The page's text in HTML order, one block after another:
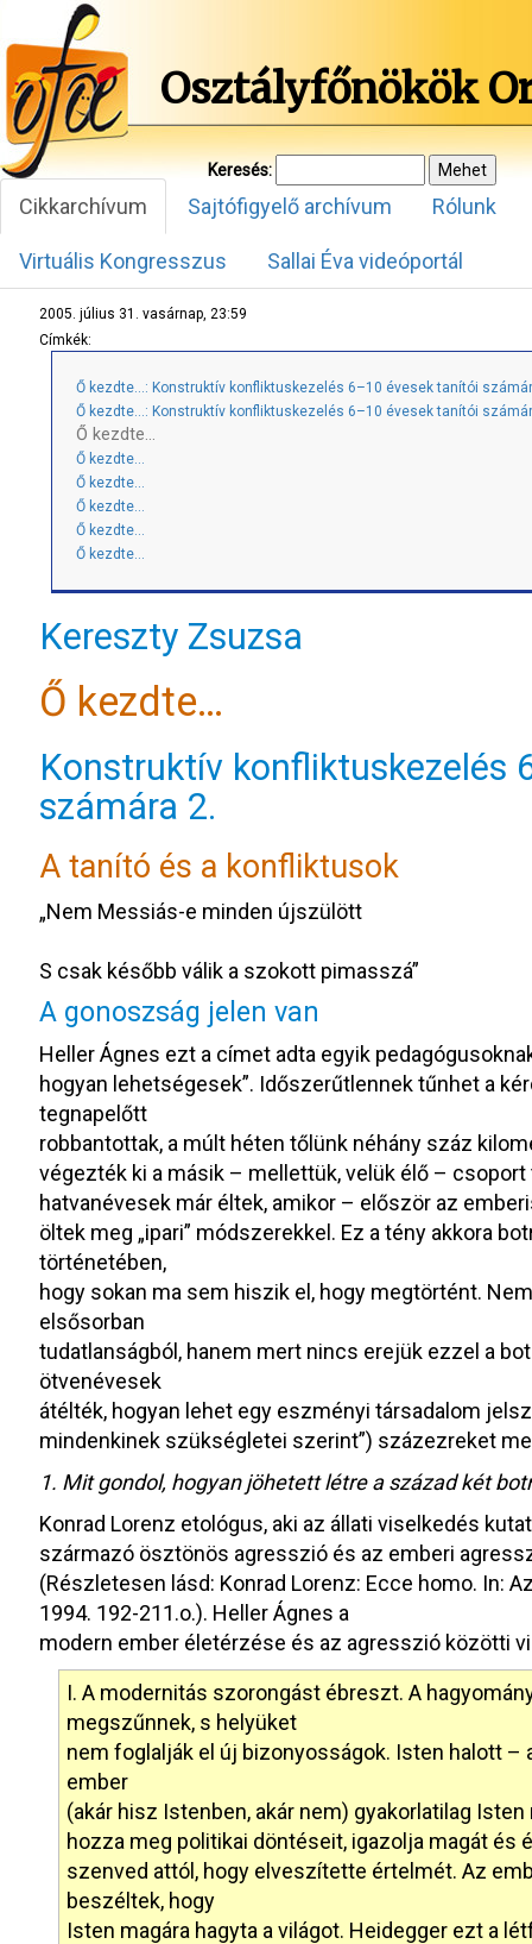
Osztályfőnökök
Keresés:
Cikkarchívum Sajtófigyelő archívum Rólunk
Virtuális Kongresszus Sallai Éva videóportál
2005. július 31. vasárnap, 23:59
Címkék:
Ő kezdte...: Konstruktív konfliktuskezelés 6–10 évesek tanítói
Ő kezdte…: Konstruktív konfliktuskezelés 6–10 évesek tanítói
Ő kezdte…
Ő kezdte…
Ő kezdte…
Ő kezdte…
Ő kezdte…
Ő kezdte…
Kereszty Zsuzsa
Ő kezdte…
Konstruktív konfliktuskezelés
számára 2.
A tanító és a konfliktusok
„Nem Messiás-e minden újszülött
S csak később válik a szokott pimasszá”
A gonoszság jelen van
Heller Ágnes ezt a címet adta egyik
hogyan lehetségesek”. Időszerűtlennek tűnhet a
tegnapelőtt
robbantottak, a múlt héten tőlünk néhány száz
végezték ki a másik – mellettük, velük élő – csoport
hatvanévesek már éltek, amikor – először az
öltek meg „ipari” módszerekkel. Ez a tény akkora
történetében,
hogy sokan ma sem hiszik el, hogy megtörtént.
elsősorban
tudatlanságból, hanem mert nincs erejük ezzel a
ötvenévesek
átélték, hogyan lehet egy eszményi társadalom
mindenkinek szükségletei szerint”) százezreket
1. Mit gondol, hogyan jöhetett létre a század két
Konrad Lorenz etológus, aki az állati viselkedés
származó ösztönös agresszió és az emberi
(Részletesen lásd: Konrad Lorenz: Ecce homo. In:
1994. 192-211.o.). Heller Ágnes a
modern ember életérzése és az agresszió közötti
I. A modernitás szorongást ébreszt. A
megszűnnek, s helyüket
nem foglalják el új bizonyosságok. Isten halott –
ember
(akár hisz Istenben, akár nem) gyakorlatilag
hozza meg politikai döntéseit, igazolja magát és
szenved attól, hogy elveszítette értelmét. Az
beszéltek, hogy
Isten magára hagyta a világot. Heidegger ezt a